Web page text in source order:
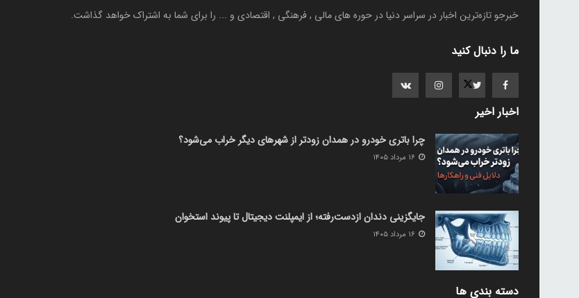
خبرجو تازه‌ترین اخبار در سراسر دنیا در حوره های مالی , فرهنگی , اقتصادی و ... را برای شما به اشتراک خواهد گذاشت.
ما را دنبال کنید
اخبار اخیر
چرا باتری خودرو در همدان زودتر از شهرهای دیگر خراب می‌شود؟
جایگزینی دندان ازدست‌رفته؛ از ایمپلنت دیجیتال تا پیوند استخوان
دسته بندی ها